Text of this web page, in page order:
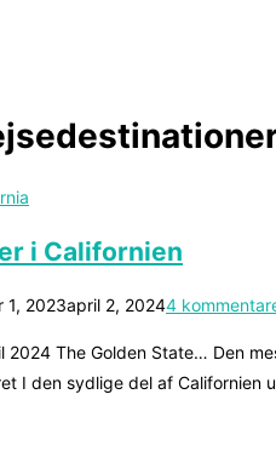
i Californien
1, 2023april 2, 20244
2024 The Golden State… Den
I den sydlige del af